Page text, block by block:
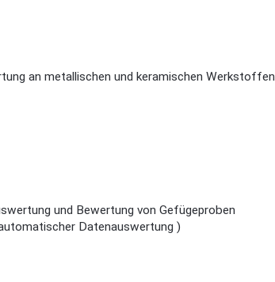
an metallischen und keramischen Werkstoffen
und Bewertung von Gefügeproben
Datenauswertung )